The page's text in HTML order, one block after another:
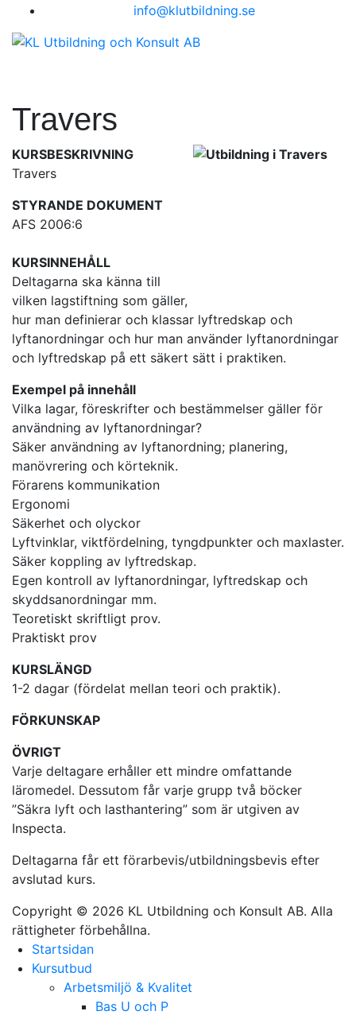
info@klutbildning.se
Travers
KURSBESKRIVNING
Travers
STYRANDE DOKUMENT
AFS 2006:6
KURSINNEHÅLL
Deltagarna ska känna till
vilken lagstiftning som gäller,
hur man definierar och klassar lyftredskap och
lyftanordningar och hur man använder lyftanordningar
och lyftredskap på ett säkert sätt i praktiken.
Exempel på innehåll
Vilka lagar, föreskrifter och bestämmelser gäller för
användning av lyftanordningar?
Säker användning av lyftanordning; planering,
manövrering och körteknik.
Förarens kommunikation
Ergonomi
Säkerhet och olyckor
Lyftvinklar, viktfördelning, tyngdpunkter och maxlaster.
Säker koppling av lyftredskap.
Egen kontroll av lyftanordningar, lyftredskap och
skyddsanordningar mm.
Teoretiskt skriftligt prov.
Praktiskt prov
KURSLÄNGD
1-2 dagar (fördelat mellan teori och praktik).
FÖRKUNSKAP
ÖVRIGT
Varje deltagare erhåller ett mindre omfattande
läromedel. Dessutom får varje grupp två böcker
”Säkra lyft och lasthantering” som är utgiven av
Inspecta.
Deltagarna får ett förarbevis/utbildningsbevis efter
avslutad kurs.
Copyright © 2026 KL Utbildning och Konsult AB. Alla
rättigheter förbehållna.
Startsidan
Kursutbud
Arbetsmiljö & Kvalitet
Bas U och P